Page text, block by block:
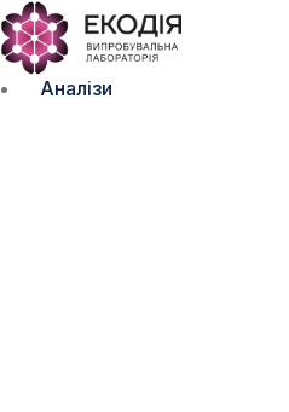
Аналізи